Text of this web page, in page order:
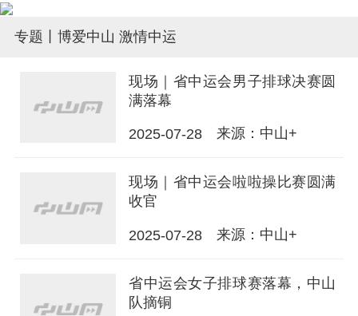
专题丨博爱中山 激情中运
现场｜省中运会男子排球决赛圆
满落幕
2025-07-28 来源：中山+
现场｜省中运会啦啦操比赛圆满
收官
2025-07-28 来源：中山+
省中运会女子排球赛落幕，中山
队摘铜